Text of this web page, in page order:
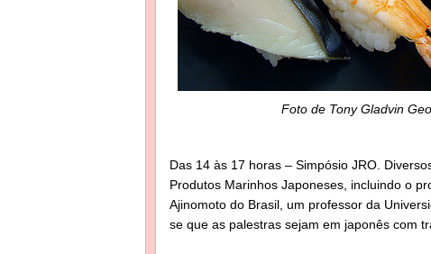
Foto de Tony Gladvin
Das 14 às 17 horas – Simpósio JRO.
Produtos Marinhos Japoneses, incluindo o
Ajinomoto do Brasil, um professor da
se que as palestras sejam em japonês com